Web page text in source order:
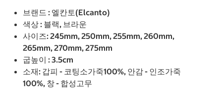
브랜드 : 엘칸토(Elcanto)
색상 : 블랙, 브라운
사이즈: 245mm, 250mm, 255mm, 260mm,
265mm, 270mm, 275mm
굽높이 : 3.5cm
소재: 갑피 - 코팅소가죽100%, 안감 - 인조가죽
100%, 창 - 합성고무